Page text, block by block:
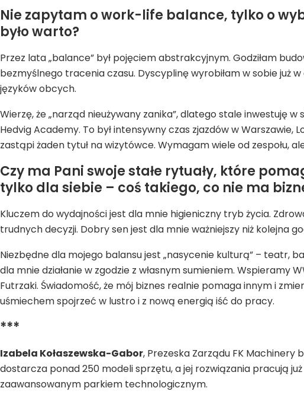
Nie zapytam o work-life balance, tylko o
było warto?
Przez lata „balance” był pojęciem abstrakcyjnym. Godziłam
bezmyślnego tracenia czasu. Dyscyplinę wyrobiłam w sobie już
języków obcych.
Wierzę, że „narząd nieużywany zanika”, dlatego stale inwestuję
Hedvig Academy. To był intensywny czas zjazdów w
zastąpi żaden tytuł na wizytówce. Wymagam wiele od zespołu,
Czy ma Pani swoje stałe rytuały, które
tylko dla siebie – coś takiego, co nie ma
Kluczem do wydajności jest dla mnie higieniczny tryb życia.
trudnych decyzji. Dobry sen jest dla mnie ważniejszy niż kolejna
Niezbędne dla mojego balansu jest „nasycenie kulturą” – teatr,
dla mnie działanie w zgodzie z własnym sumieniem. Wspieramy
Futrzaki. Świadomość, że mój biznes realnie pomaga innym i
uśmiechem spojrzeć w lustro i z nową energią iść do pracy.
***
Izabela Kołaszewska-Gabor, Prezeska Zarządu FK
dostarcza ponad 250 modeli sprzętu, a jej rozwiązania pracują
zaawansowanym parkiem technologicznym.